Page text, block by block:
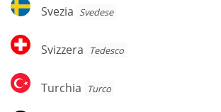
Svezia
Svezia Svedese
Svizzera
Svizzera Tedesco
Turchia
Turchia Turco